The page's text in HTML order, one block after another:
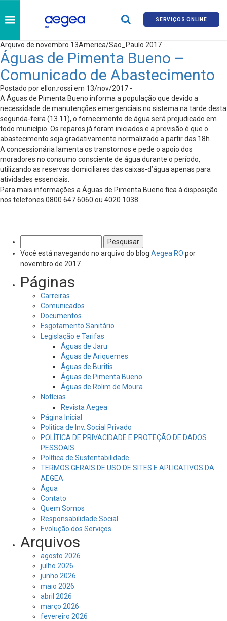
SERVIÇOS ONLINE
Arquivo de novembro 13America/Sao_Paulo 2017
Águas de Pimenta Bueno –
Comunicado de Abastecimento
Postado por ellon.rossi em 13/nov/2017 -
A Águas de Pimenta Bueno informa a população que devido a
necessidade de manutenções emergenciais no sistema na tarde desta
segunda-feira (13.11), o fornecimento de água será prejudicado em
todo município. Os reparos já foram iniciados e a previsão é que o
abastecimento seja gradativamente normalizado a partir das 18h.
A concessionária lamenta os transtornos e pede o apoio dos
moradores no consumo consciente de água durante o período,
utilizando as reservas domiciliares das caixas-d’água apenas para
atividades essenciais.
Para mais informações a Águas de Pimenta Bueno fica à disposição
nos telefones 0800 647 6060 ou 4020 1038.
por:
Você está navegando no arquivo do blog Aegea RO por
novembro de 2017.
Páginas
Carreiras
Comunicados
Documentos
Esgotamento Sanitário
Legislação e Tarifas
Águas de Jaru
Águas de Ariquemes
Águas de Buritis
Águas de Pimenta Bueno
Águas de Rolim de Moura
Notícias
Revista Aegea
Página Inicial
Politica de Inv. Social Privado
POLÍTICA DE PRIVACIDADE E PROTEÇÃO DE DADOS
PESSOAIS
Política de Sustentabilidade
TERMOS GERAIS DE USO DE SITES E APLICATIVOS DA
AEGEA
Água
Contato
Quem Somos
Responsabilidade Social
Evolução dos Serviços
Arquivos
agosto 2026
julho 2026
junho 2026
maio 2026
abril 2026
março 2026
fevereiro 2026